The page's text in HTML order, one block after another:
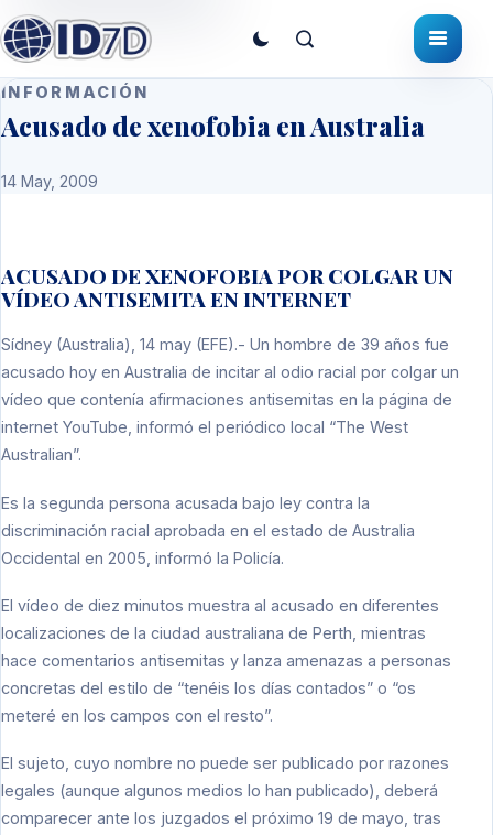
INFORMACIÓN
Acusado de xenofobia en Australia
14 May, 2009
ACUSADO DE XENOFOBIA POR COLGAR UN
VÍDEO ANTISEMITA EN INTERNET
Sídney (Australia) , 14 may (EFE).- Un hombre de 39 años fue
acusado hoy en Australia de incitar al odio racial por colgar un
vídeo que contenía afirmaciones antisemitas en la página de
internet YouTube, informó el periódico local “The West
Australian”.
Es la segunda persona acusada bajo ley contra la
discriminación racial aprobada en el estado de Australia
Occidental en 2005, informó la Policía.
El vídeo de diez minutos muestra al acusado en diferentes
localizaciones de la ciudad australiana de Perth, mientras
hace comentarios antisemitas y lanza amenazas a personas
concretas del estilo de “tenéis los días contados” o “os
meteré en los campos con el resto”.
El sujeto, cuyo nombre no puede ser publicado por razones
legales (aunque algunos medios lo han publicado), deberá
comparecer ante los juzgados el próximo 19 de mayo, tras